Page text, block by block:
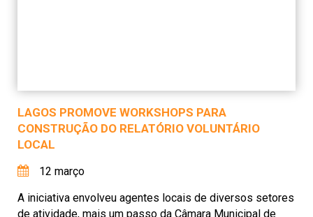
LAGOS PROMOVE WORKSHOPS PARA
CONSTRUÇÃO DO RELATÓRIO VOLUNTÁRIO
LOCAL
12 março
A iniciativa envolveu agentes locais de diversos setores
de atividade, mais um passo da Câmara Municipal de